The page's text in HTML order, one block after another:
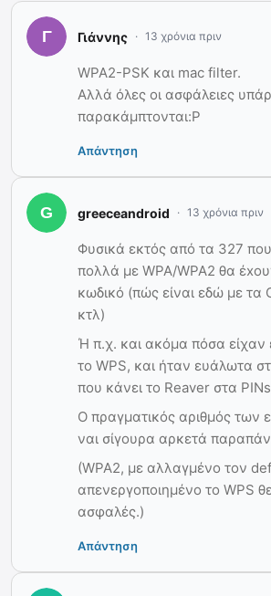
Γιάννης 13 χρόνια πριν
WPA2-PSK και mac filter.
Αλλά όλες οι ασφάλειες
παρακάμπτονται:P
Απάντηση
greeceandroid 13 χρόνια πριν
Φυσικά εκτός από τα 327
πολλά με WPA/WPA2 θα
κωδικό (πώς είναι εδώ με τα
κτλ)
Ή π.χ. και ακόμα πόσα είχαν
το WPS, και ήταν ευάλωτα
που κάνει το Reaver στα
Ο πραγματικός αριθμός των
ναι σίγουρα αρκετά
(WPA2, με αλλαγμένο τον
απενεργοποιημένο το WPS
ασφαλές.)
Απάντηση